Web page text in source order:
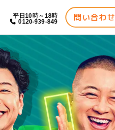
平日10時～18時
0120-939-849 問い合わせ